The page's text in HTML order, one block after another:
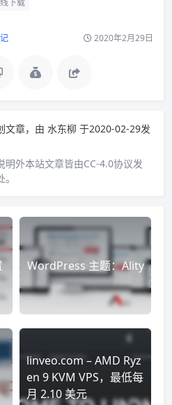
下载
2020年2月29日
文章，由 水东柳 于2020-02-29发
明外本站文章皆由CC-4.0协议发
WordPress 主题：Ality
linveo.com – AMD Ryz
en 9 KVM VPS，最低每
月 2.10 美元